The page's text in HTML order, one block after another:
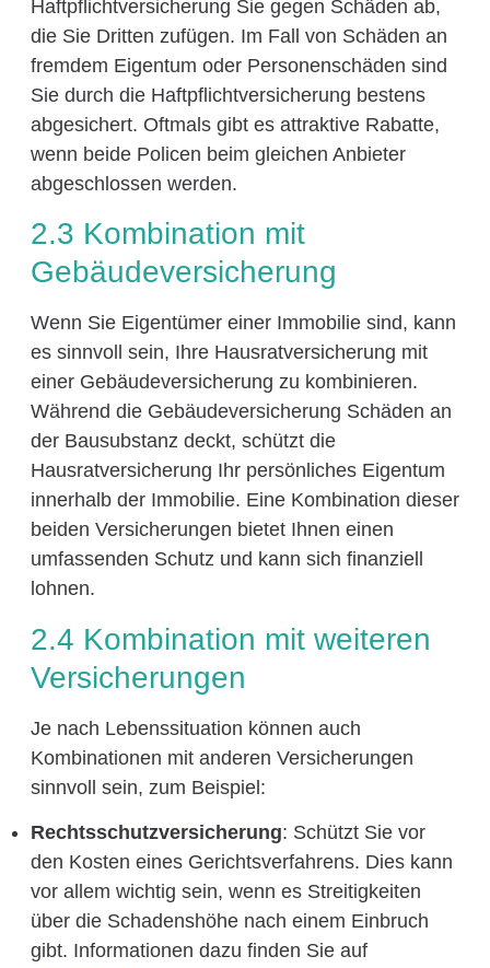
Haftpflichtversicherung Sie gegen Schäden ab,
die Sie Dritten zufügen. Im Fall von Schäden an
fremdem Eigentum oder Personenschäden sind
Sie durch die Haftpflichtversicherung bestens
abgesichert. Oftmals gibt es attraktive Rabatte,
wenn beide Policen beim gleichen Anbieter
abgeschlossen werden.
2.3 Kombination mit
Gebäudeversicherung
Wenn Sie Eigentümer einer Immobilie sind, kann
es sinnvoll sein, Ihre Hausratversicherung mit
einer Gebäudeversicherung zu kombinieren.
Während die Gebäudeversicherung Schäden an
der Bausubstanz deckt, schützt die
Hausratversicherung Ihr persönliches Eigentum
innerhalb der Immobilie. Eine Kombination dieser
beiden Versicherungen bietet Ihnen einen
umfassenden Schutz und kann sich finanziell
lohnen.
2.4 Kombination mit weiteren
Versicherungen
Je nach Lebenssituation können auch
Kombinationen mit anderen Versicherungen
sinnvoll sein, zum Beispiel:
Rechtsschutzversicherung: Schützt Sie vor
den Kosten eines Gerichtsverfahrens. Dies kann
vor allem wichtig sein, wenn es Streitigkeiten
über die Schadenshöhe nach einem Einbruch
gibt. Informationen dazu finden Sie auf